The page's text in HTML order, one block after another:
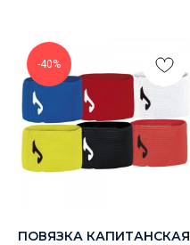
-40%
ПОВЯЗКА КАПИТАНСКАЯ